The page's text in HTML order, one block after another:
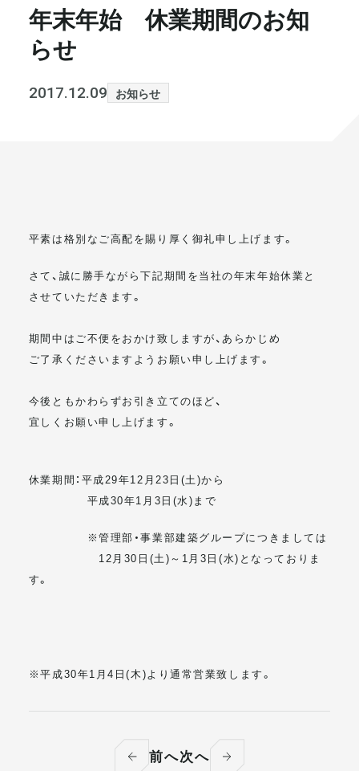
書籍・メディア
セミナー
大和財託の意志
代表メッセージ
お知らせ
年末年始 休業期間のお知
らせ
2017.12.09 お知らせ
平素は格別なご高配を賜り厚く御礼申し上げます。
さて、誠に勝手ながら下記期間を当社の年末年始休業と
させていただきます。
期間中はご不便をおかけ致しますが、あらかじめ
ご了承くださいますようお願い申し上げます。
今後ともかわらずお引き立てのほど、
宜しくお願い申し上げます。
休業期間：平成29年12月23日(土)から
平成30年1月3日(水)まで
※管理部・事業部建築グループにつきましては
12月30日(土)～1月3日(水)となっておりま
す。
※平成30年1月4日(木)より通常営業致します。
前へ次へ